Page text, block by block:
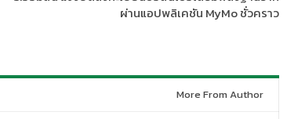
ผ่านแอปพลิเคชัน MyMo ชั่วคราว
More From Author